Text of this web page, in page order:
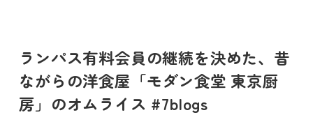
ランパス有料会員の継続を決めた、昔
ながらの洋食屋「モダン食堂 東京厨
房」のオムライス #7blogs